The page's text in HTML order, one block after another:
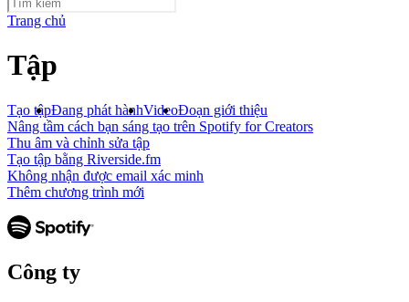
Trang chủ
Tập
Tạo tậpĐang phát hànhVideoĐoạn giới thiệu
Nâng tầm cách bạn sáng tạo trên Spotify for Creators
Thu âm và chỉnh sửa tập
Tạo tập bằng Riverside.fm
Không nhận được email xác minh
Thêm chương trình mới
Công ty